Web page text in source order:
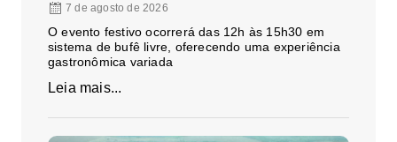
7 de agosto de 2026
O evento festivo ocorrerá das 12h às 15h30 em
sistema de bufê livre, oferecendo uma experiência
gastronômica variada
Leia mais...